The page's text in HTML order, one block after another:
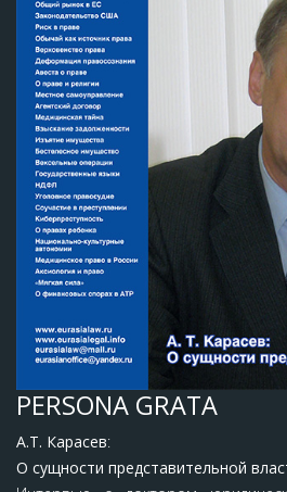
PERSONA GRATA
А.Т. Карасев:
О сущности представительной